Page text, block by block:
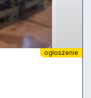
ogłoszenie